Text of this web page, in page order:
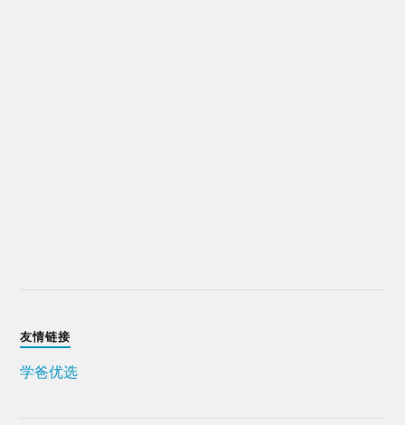
友情链接
学爸优选